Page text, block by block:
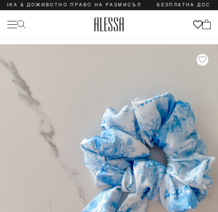
& ДОЖИВОТНО ПРАВО НА РАЗМИСЪЛ БЕЗПЛАТНА